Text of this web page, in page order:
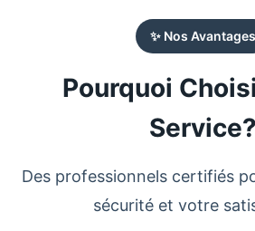
✨ Nos Avantages
Pourquoi
Service?
Des professionnels certifiés
sécurité et votre